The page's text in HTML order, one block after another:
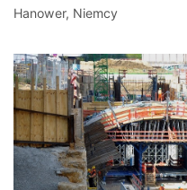
Hanower, Niemcy